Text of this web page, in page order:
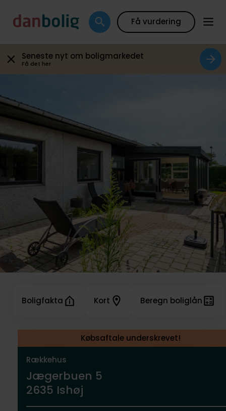
Få vurdering
Seneste nyt om boligmarkedet
Få det her
Købsaftale underskrevet!
Rækkehus
Jægerbuen 5
2635 Ishøj
Boligfakta Kort Beregn boliglån
Galleri Boligfakta Kort Beregn boliglån